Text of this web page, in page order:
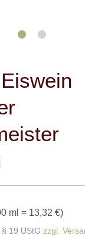
ml = 13,32 €)
19 UStG zzgl.